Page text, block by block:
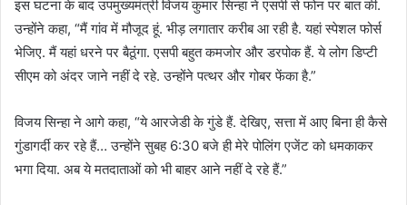
इस घटना के बाद उपमुख्यमंत्री विजय कुमार सिन्हा ने एसपी से फोन पर बात की.
उन्होंने कहा, “मैं गांव में मौजूद हूं. भीड़ लगातार करीब आ रही है. यहां स्पेशल फोर्स
भेजिए. मैं यहां धरने पर बैठूंगा. एसपी बहुत कमजोर और डरपोक हैं. ये लोग डिप्टी
सीएम को अंदर जाने नहीं दे रहे. उन्होंने पत्थर और गोबर फेंका है.”
विजय सिन्हा ने आगे कहा, “ये आरजेडी के गुंडे हैं. देखिए, सत्ता में आए बिना ही कैसे
गुंडागर्दी कर रहे हैं… उन्होंने सुबह 6:30 बजे ही मेरे पोलिंग एजेंट को धमकाकर
भगा दिया. अब ये मतदाताओं को भी बाहर आने नहीं दे रहे हैं.”